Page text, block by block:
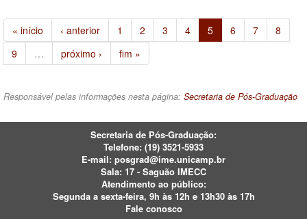
« início ‹ anterior 1 2 3 4 5 6 7
8
9
… próximo › fim »
Responsável pelas informações nesta página: Secretaria de Pós-Graduação
Secretaria de Pós-Graduação:
Telefone: (19) 3521-5933
E-mail: posgrad@ime.unicamp.br
Sala: 17 - Saguão IMECC
Atendimento ao público:
Segunda a sexta-feira, 9h às 12h e 13h30 às 17h
Fale conosco